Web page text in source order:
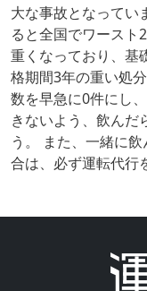
大な事故となってい
ると全国でワースト
重くなっており、基
格期間3年の重い処
数を早急に0件にし
きないよう、飲んだ
う。 また、一緒に
合は、必ず運転代行